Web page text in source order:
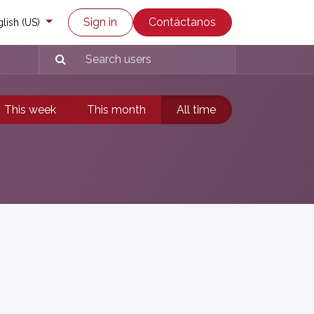
Enviar un ticket
(US) Sign in Contáctanos
This week This month All time